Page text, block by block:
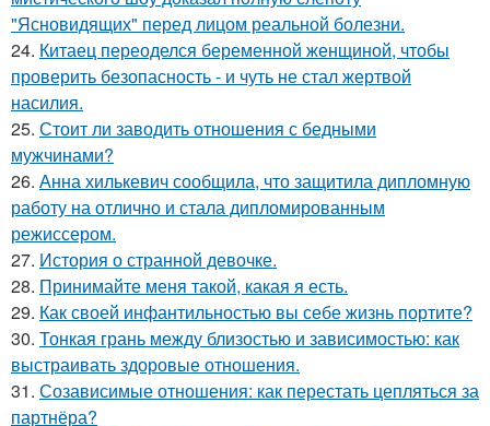
"Ясновидящих" перед лицом реальной болезни.
24. Китаец переоделся беременной женщиной, чтобы
проверить безопасность - и чуть не стал жертвой
насилия.
25. Стоит ли заводить отношения с бедными
мужчинами?
26. Анна хилькевич сообщила, что защитила дипломную
работу на отлично и стала дипломированным
режиссером.
27. История о странной девочке.
28. Принимайте меня такой, какая я есть.
29. Как своей инфантильностью вы себе жизнь портите?
30. Тонкая грань между близостью и зависимостью: как
выстраивать здоровые отношения.
31. Созависимые отношения: как перестать цепляться за
партнёра?